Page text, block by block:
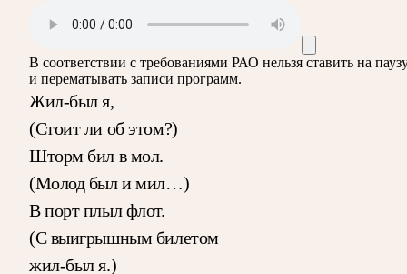
В соответствии с требованиями РАО нельзя ставить на
и перематывать записи программ.
Жил-был я,
(Стоит ли об этом?)
Шторм бил в мол.
(Молод был и мил…)
В порт плыл флот.
(С выигрышным билетом
жил-был я.)